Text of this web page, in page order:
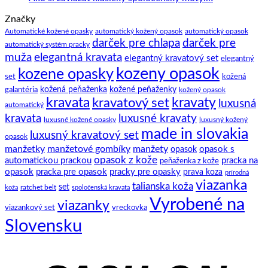
ako
na
to.
manžety
a
ich
história
Ako
si
zaviazať
klasický
spoločenský
motýlik
Značky
Automatické kožené opasky automatický kožený opasok automatický opasok
automatický systém pracky darček pre chlapa darček pre
muža elegantná kravata elegantný kravatový set elegantný
set kozene opasky kozeny opasok kožená
galantéria kožená peňaženka kožené peňaženky kožený opasok
automatický kravata kravatový set kravaty luxusná
kravata luxusné kožené opasky luxusné kravaty luxusný kožený
opasok luxusný kravatový set made in slovakia
manžetky manžetové gombíky manžety opasok opasok s
automatickou prackou opasok z kože peňaženka z kože pracka na
opasok pracka pre opasok pracky pre opasky prava koza prírodná
koža ratchet belt set spoločenská kravata talianska koža viazanka
viazankový set viazanky vreckovka Vyrobené na
Slovensku